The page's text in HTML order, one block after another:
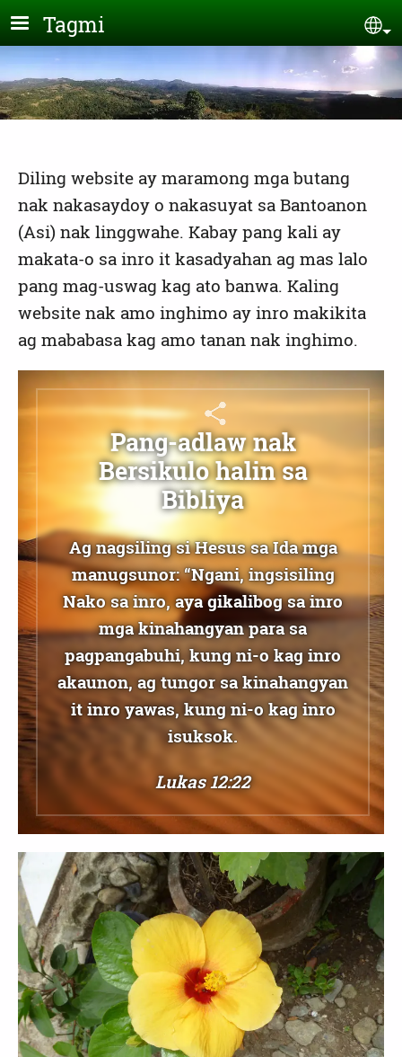
Skip to main content
Tagmi
Diling website ay maramong mga butang
nak nakasaydoy o nakasuyat sa Bantoanon
(Asi) nak linggwahe. Kabay pang kali ay
makata-o sa inro it kasadyahan ag mas lalo
pang mag-uswag kag ato banwa. Kaling
website nak amo inghimo ay inro makikita
ag mababasa kag amo tanan nak inghimo.
Pang-adlaw nak
Bersikulo halin sa
Bibliya
Ag nagsiling si Hesus sa Ida mga
manugsunor: “Ngani, ingsisiling
Nako sa inro, aya gikalibog sa inro
mga kinahangyan para sa
pagpangabuhi, kung ni-o kag inro
akaunon, ag tungor sa kinahangyan
it inro yawas, kung ni-o kag inro
isuksok.
Lukas 12:22